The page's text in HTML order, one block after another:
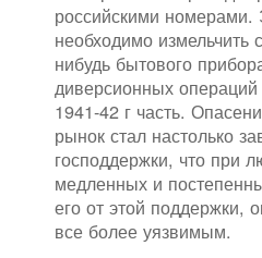
российскими номерами.
необходимо измельчить
нибудь бытового
диверсионных
1941-42 г часть.
рынок стал настолько
господдержки, что при
медленных и
его от этой поддержки,
все более уязвимым.